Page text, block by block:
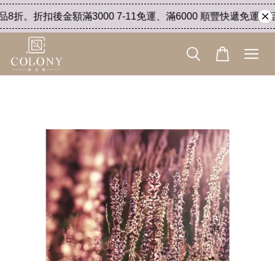
折。折扣後金額滿3000 7-11免運、滿6000 順豐快遞免運。